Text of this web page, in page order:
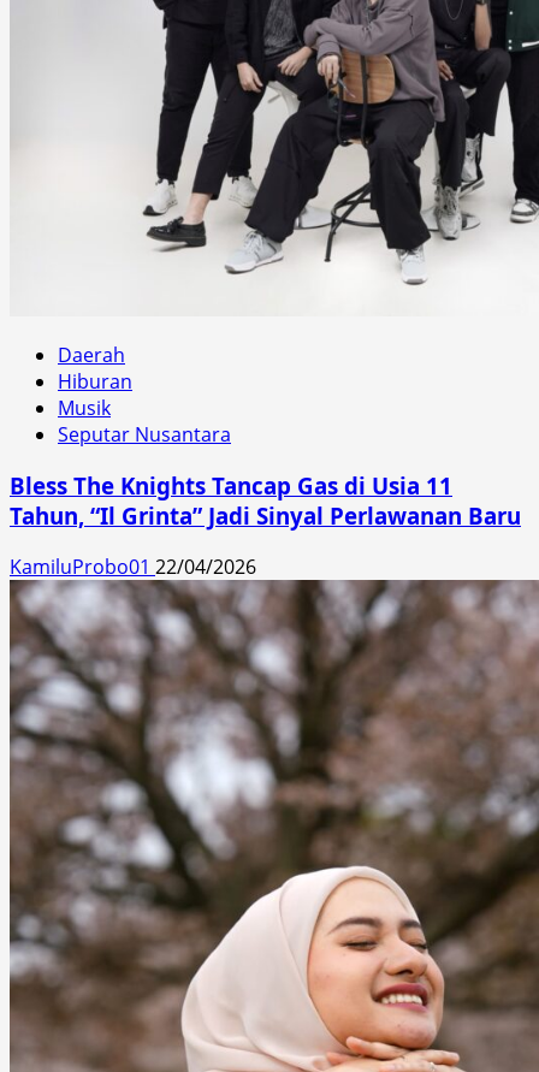
Daerah
Hiburan
Musik
Seputar Nusantara
Bless The Knights Tancap Gas di Usia 11
Tahun, “Il Grinta” Jadi Sinyal Perlawanan Baru
KamiluProbo01 22/04/2026